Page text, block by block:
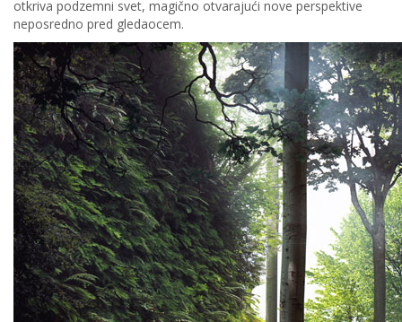
otkriva podzemni svet, magično otvarajući nove perspektive
neposredno pred gledaocem.